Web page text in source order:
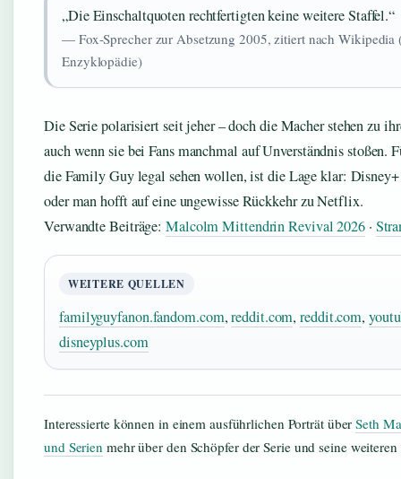
„Die Einschaltquoten rechtfertigten keine weitere Staffel.“
— Fox-Sprecher zur Absetzung 2005, zitiert nach Wikipedia
Enzyklopädie)
Die Serie polarisiert seit jeher – doch die Macher stehen zu
auch wenn sie bei Fans manchmal auf Unverständnis stoßen.
die Family Guy legal sehen wollen, ist die Lage klar:
oder man hofft auf eine ungewisse Rückkehr zu Netflix.
Verwandte Beiträge:Malcolm Mittendrin Revival 2026·
WEITERE QUELLEN
familyguyfanon.fandom.com,reddit.com,reddit.com,
disneyplus.com
Interessierte können in einem ausführlichen Porträt überSeth
und Serien mehr über den Schöpfer der Serie und seine